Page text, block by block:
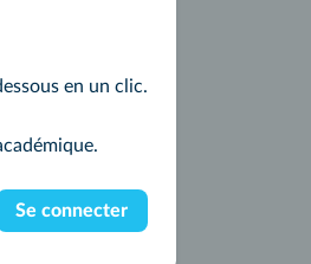
en un clic.
Se connecter